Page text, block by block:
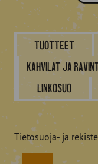
Tuotteet
Kahvilat ja
Linkosuo
Tietosuoja- ja